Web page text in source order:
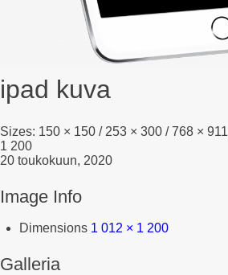
ipad kuva
Sizes: 150 × 150 / 253 × 300 / 768 × 911
1 200
20 toukokuun, 2020
Image Info
Dimensions 1 012 × 1 200
Galleria